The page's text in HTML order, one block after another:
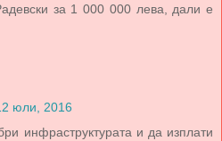
за 1 000 000 лева, дали е
юли, 2016
инфраструктурата и да изплати